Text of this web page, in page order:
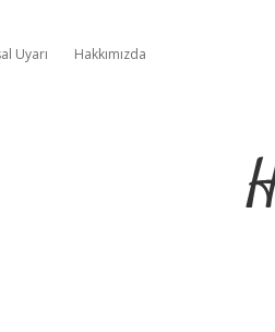
Uyarı Hakkımızda